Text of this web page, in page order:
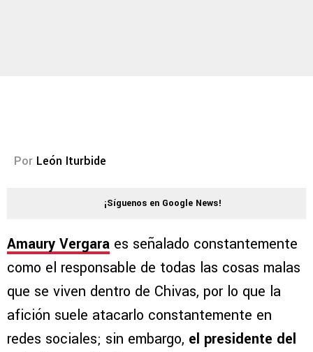
Por León Iturbide
¡Síguenos en Google News!
Amaury Vergara es señalado constantemente
como el responsable de todas las cosas malas
que se viven dentro de Chivas, por lo que la
afición suele atacarlo constantemente en
redes sociales; sin embargo, el presidente del